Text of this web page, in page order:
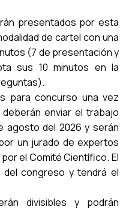
presentados por esta
de cartel con una
(7 de presentación y
sus 10 minutos en la
para concurso una vez
enviar el trabajo
agosto del 2026 y serán
un jurado de expertos
el Comité Científico. El
del congreso y tendrá el
divisibles y podrán